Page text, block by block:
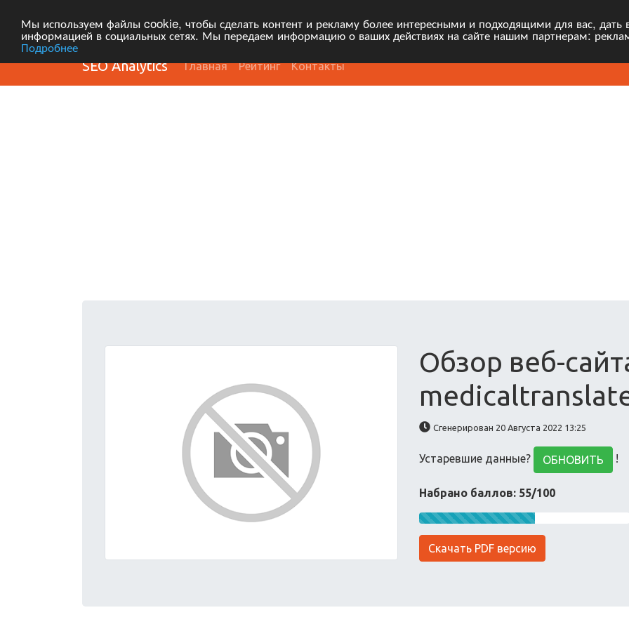
Мы используем файлы cookie, чтобы сделать контент и рекламу более интересными и подходящими для вас, дать
информацией в социальных сетях. Мы передаем информацию о ваших действиях на сайте нашим партнерам:
Подробнее
SEO Analytics Главная Рейтинг Контакты
Обзор веб-
Сгенерирован 20 Августа 2022 13:25
Устаревшие данные? ОБНОВИТЬ !
Набрано баллов: 55/100
Скачать PDF версию